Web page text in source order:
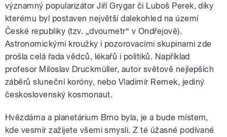
významný popularizátor Jiří Grygar či Luboš Perek, díky
kterému byl postaven největší dalekohled na území
České republiky (tzv. „dvoumetr“ v Ondřejově).
Astronomickými kroužky i pozorovacími skupinami zde
prošla celá řada vědců, lékařů i politiků. Například
profesor Miloslav Druckmüller, autor světově nejlepších
záběrů sluneční koróny, nebo Vladimír Remek, jediný
československý kosmonaut.
Hvězdárna a planetárium Brno byla, je a bude místem,
kde vesmír zažijete všemi smysli. Z té úžasné podívané